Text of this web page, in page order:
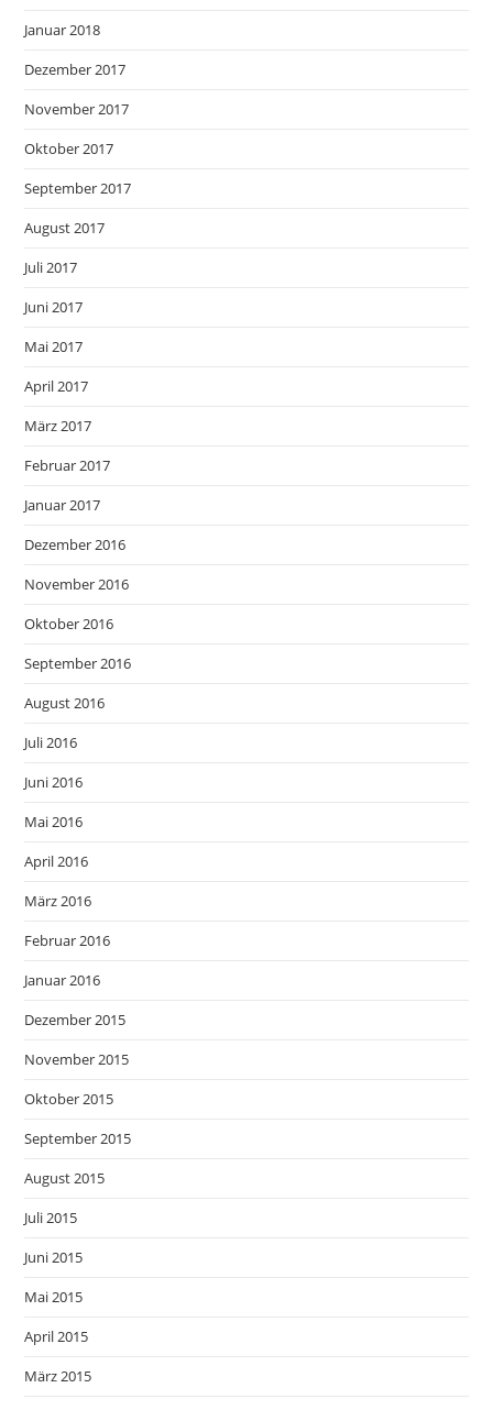
Januar 2018
Dezember 2017
November 2017
Oktober 2017
September 2017
August 2017
Juli 2017
Juni 2017
Mai 2017
April 2017
März 2017
Februar 2017
Januar 2017
Dezember 2016
November 2016
Oktober 2016
September 2016
August 2016
Juli 2016
Juni 2016
Mai 2016
April 2016
März 2016
Februar 2016
Januar 2016
Dezember 2015
November 2015
Oktober 2015
September 2015
August 2015
Juli 2015
Juni 2015
Mai 2015
April 2015
März 2015